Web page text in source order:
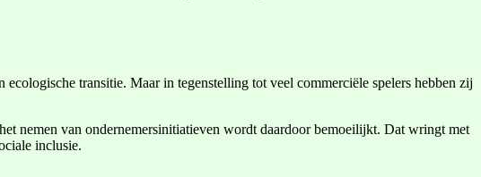
transitie. Maar in tegenstelling tot veel commerciële spelers hebben zij
nemen van ondernemersinitiatieven wordt daardoor bemoeilijkt. Dat wringt met
inclusie.